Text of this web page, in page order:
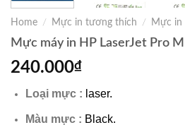
Home / Mực in tương thích / Mực in
Mực máy in HP LaserJet Pro
240.000₫
Loại mực : laser.
Màu mực : Black.